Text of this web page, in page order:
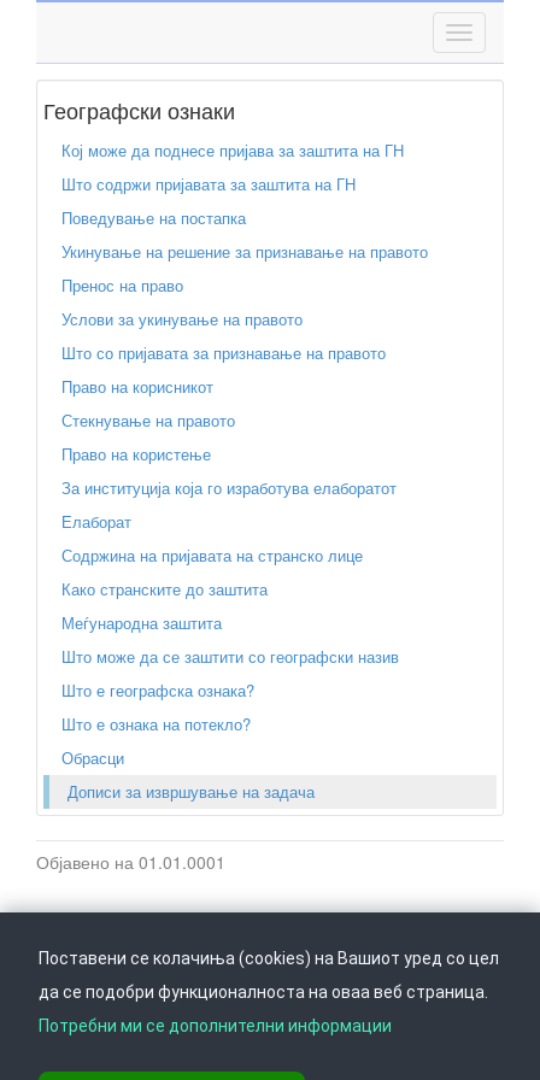
Географски ознаки
Кој може да поднесе пријава за заштита на ГН
Што содржи пријавата за заштита на ГН
Поведување на постапка
Укинување на решение за признавање на правото
Пренос на право
Услови за укинување на правото
Што со пријавата за признавање на правото
Право на корисникот
Стекнување на правото
Право на користење
За институција која го изработува елаборатот
Елаборат
Содржина на пријавата на странско лице
Како странските до заштита
Меѓународна заштита
Што може да се заштити со географски назив
Што е географска ознака?
Што е ознака на потекло?
Обрасци
Дописи за извршување на задача
Објавено на 01.01.0001
Врати се горе Следете не на
Поставени се колачиња (cookies) на Вашиот уред со цел
да се подобри функционалноста на оваа веб страница.
Потребни ми се дополнителни информации